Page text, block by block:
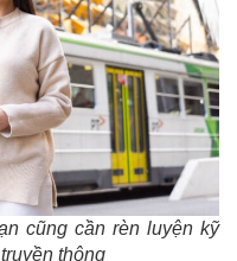
cũng cần rèn luyện kỹ
thông